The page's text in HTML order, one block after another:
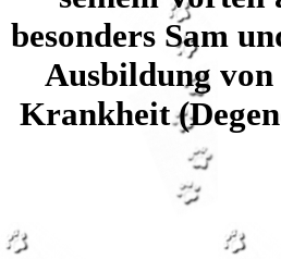
besonders Sam
Ausbildung
Krankheit